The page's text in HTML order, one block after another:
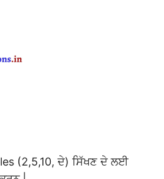
(2,5,10, ਦੇ) ਸਿੱਖਣ ਦੇ ਲਈ